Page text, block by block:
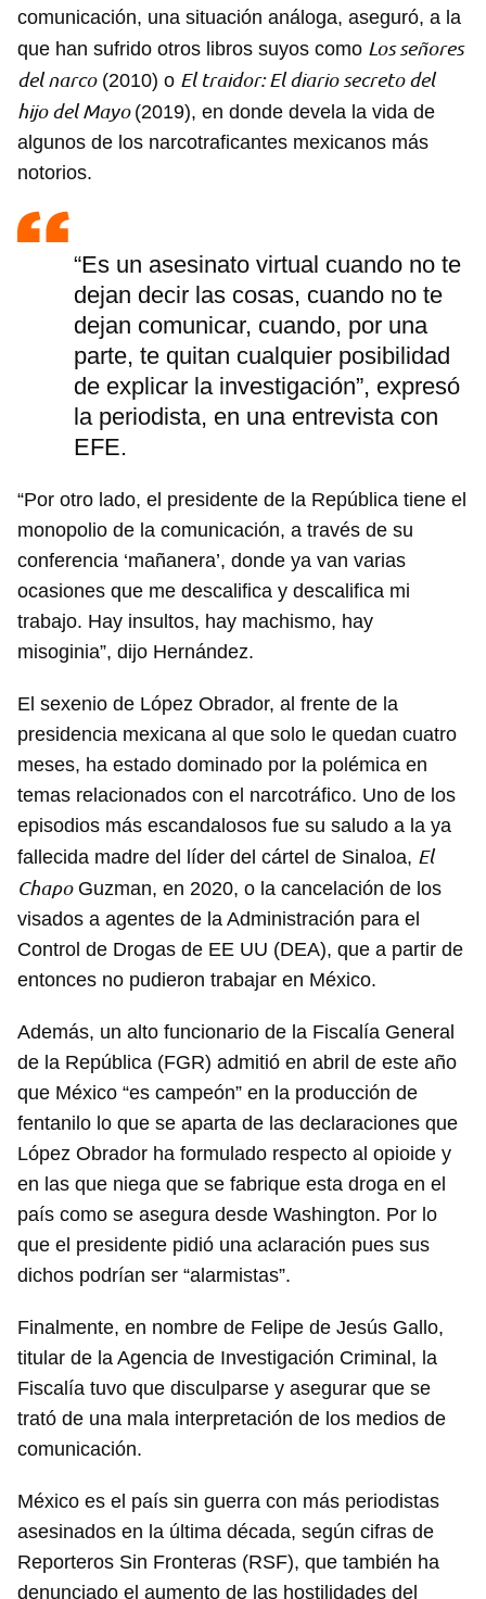
comunicación, una situación análoga, aseguró, a la
que han sufrido otros libros suyos como Los señores
del narco(2010) o El traidor: El diario secreto del
hijo del Mayo (2019), en donde devela la vida de
algunos de los narcotraficantes mexicanos más
notorios.
“Es un asesinato virtual cuando no te
dejan decir las cosas, cuando no te
dejan comunicar, cuando, por una
parte, te quitan cualquier posibilidad
de explicar la investigación”, expresó
la periodista, en una entrevista con
EFE.
“Por otro lado, el presidente de la República tiene el
monopolio de la comunicación, a través de su
conferencia ‘mañanera’, donde ya van varias
ocasiones que me descalifica y descalifica mi
trabajo. Hay insultos, hay machismo, hay
misoginia”, dijo Hernández.
El sexenio de López Obrador, al frente de la
presidencia mexicana al que solo le quedan cuatro
meses, ha estado dominado por la polémica en
temas relacionados con el narcotráfico. Uno de los
episodios más escandalosos fue su saludo a la ya
fallecida madre del líder del cártel de Sinaloa, El
ChapoGuzman, en 2020, o la cancelación de los
visados a agentes de la Administración para el
Control de Drogas de EE UU (DEA), que a partir de
entonces no pudieron trabajar en México.
Además, un alto funcionario de la Fiscalía General
de la República (FGR) admitió en abril de este año
que México “es campeón” en la producción de
fentanilo lo que se aparta de las declaraciones que
López Obrador ha formulado respecto al opioide y
en las que niega que se fabrique esta droga en el
país como se asegura desde Washington. Por lo
que el presidente pidió una aclaración pues sus
dichos podrían ser “alarmistas”.
Finalmente, en nombre de Felipe de Jesús Gallo,
titular de la Agencia de Investigación Criminal, la
Fiscalía tuvo que disculparse y asegurar que se
trató de una mala interpretación de los medios de
comunicación.
México es el país sin guerra con más periodistas
asesinados en la última década, según cifras de
Reporteros Sin Fronteras (RSF), que también ha
denunciado el aumento de las hostilidades del